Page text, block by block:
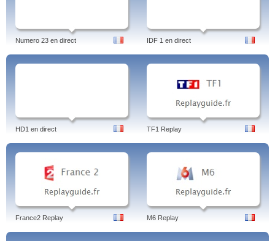
Numero 23 en direct IDF 1 en direct
HD1 en direct TF1 Replay
France2 Replay M6 Replay